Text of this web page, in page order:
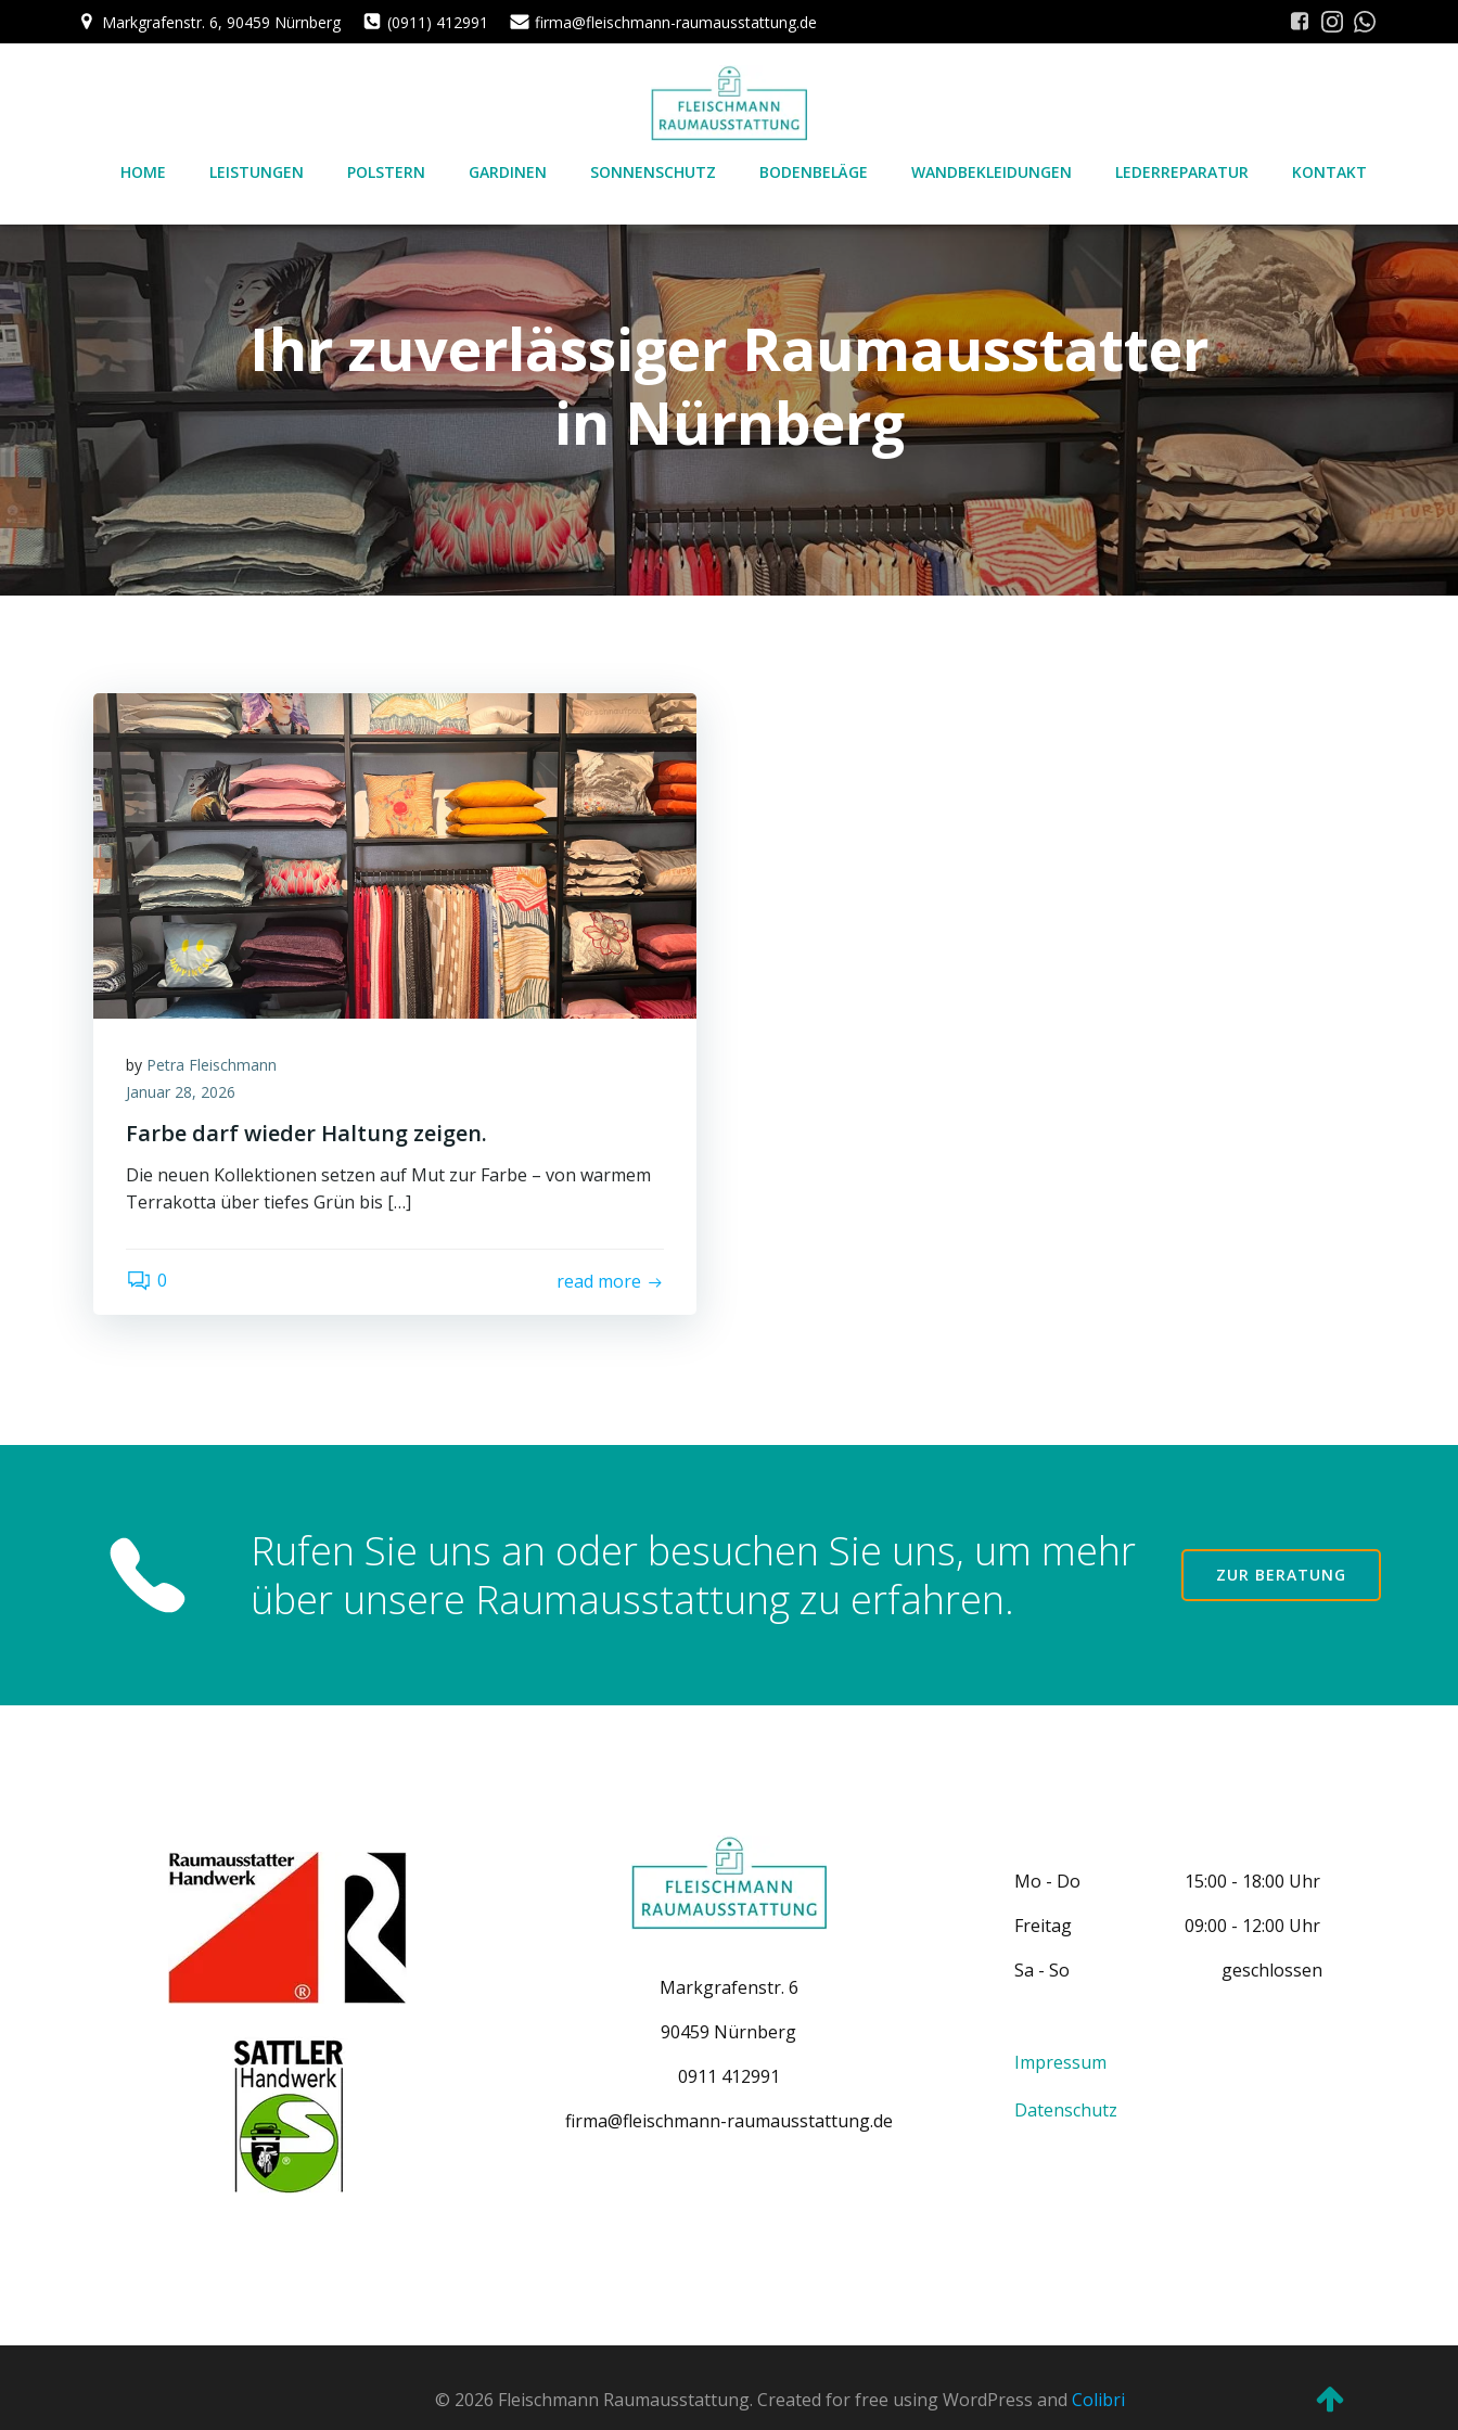
Inhalt
Markgrafenstr. 6, 90459 Nürnberg (0911) 412991 firma@fleischmann-raumausstattung.de
HOME LEISTUNGEN POLSTERN GARDINEN SONNENSCHUTZ BODENBELÄGE WANDBEKLEIDUNGEN LEDERREPARATUR KONTAKT
Ihr zuverlässiger Raumausstatter
in Nürnberg
by Petra Fleischmann
Januar 28, 2026
Farbe darf wieder Haltung zeigen.
Die neuen Kollektionen setzen auf Mut zur Farbe – von warmem
Terrakotta über tiefes Grün bis […]
0 read more
Rufen Sie uns an oder besuchen Sie uns, um mehr
über unsere Raumausstattung zu erfahren.
ZUR BERATUNG
Markgrafenstr. 6
90459 Nürnberg
0911 412991
firma@fleischmann-raumausstattung.de
Mo - Do 15:00 - 18:00 Uhr
Freitag 09:00 - 12:00 Uhr
Sa - So geschlossen
Impressum
Datenschutz
© 2026 Fleischmann Raumausstattung. Created for free using WordPress and Colibri